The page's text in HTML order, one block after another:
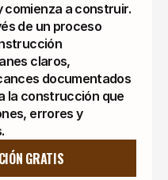
comienza a construir.
de un proceso
claros,
documentados
la construcción que
errores y
GRATIS